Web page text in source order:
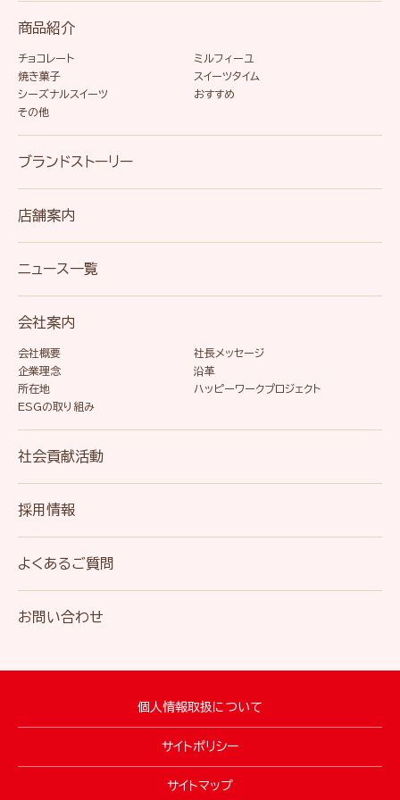
商品紹介
チョコレート
ミルフィーユ
焼き菓子
スイーツタイム
シーズナルスイーツ
おすすめ
その他
ブランドストーリー
店舗案内
ニュース一覧
会社案内
会社概要
社長メッセージ
企業理念
沿革
所在地
ハッピーワークプロジェクト
ESGの取り組み
社会貢献活動
採用情報
よくあるご質問
お問い合わせ
個人情報取扱について
サイトポリシー
サイトマップ